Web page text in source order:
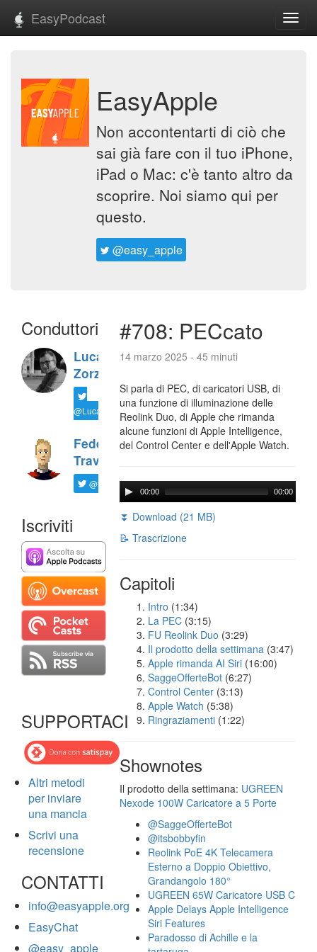
EasyPodcast
EasyApple
Non accontentarti di ciò che
sai già fare con il tuo iPhone,
iPad o Mac: c'è tanto altro da
scoprire. Noi siamo qui per
questo.
@easy_apple
Conduttori
Luca
Zorzi
@LucaTNT
Federico
Travaini
@ftrava
Iscriviti
SUPPORTACI
Altri metodi
per inviare
una mancia
Scrivi una
recensione
CONTATTI
info@easyapple.org
EasyChat
@easy_apple
#708: PECcato
14 marzo 2025 - 45 minuti
Si parla di PEC, di caricatori USB, di
una funzione di illuminazione delle
Reolink Duo, di Apple che rimanda
alcune funzioni di Apple Intelligence,
del Control Center e dell'Apple Watch.
00:00 00:00
⏬ Download (21 MB)
📝 Trascrizione
Capitoli
Intro (1:34)
La PEC (3:15)
FU Reolink Duo (3:29)
Il prodotto della settimana (3:47)
Apple rimanda AI Siri (16:00)
SaggeOfferteBot (6:27)
Control Center (3:13)
Apple Watch (5:38)
Ringraziamenti (1:22)
Shownotes
Il prodotto della settimana: UGREEN
Nexode 100W Caricatore a 5 Porte
@SaggeOfferteBot
@itsbobbyfin
Reolink PoE 4K Telecamera
Esterno a Doppio Obiettivo,
Grandangolo 180°
UGREEN 65W Caricatore USB C
Apple Delays Apple Intelligence
Siri Features
Paradosso di Achille e la